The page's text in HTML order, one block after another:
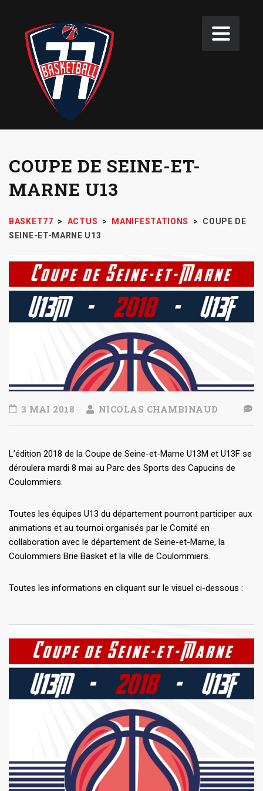
COUPE DE SEINE-ET-
MARNE U13
BASKET77 > ACTUS > MANIFESTATIONS >
COUPE DE
SEINE-ET-MARNE U13
3 MAI 2018 NICOLAS CHAMBINAUD
L’édition 2018 de la Coupe de Seine-et-Marne U13M et U13F se
déroulera mardi 8 mai au Parc des Sports des Capucins de
Coulommiers.
Toutes les équipes U13 du département pourront participer aux
animations et au tournoi organisés par le Comité en
collaboration avec le département de Seine-et-Marne, la
Coulommiers Brie Basket et la ville de Coulommiers.
Toutes les informations en cliquant sur le visuel ci-dessous :